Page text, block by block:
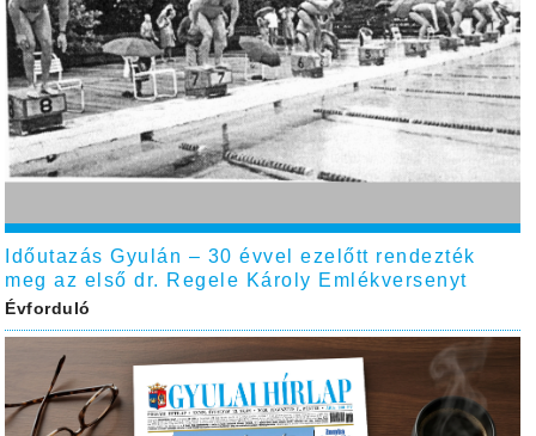
Időutazás Gyulán – 30 évvel ezelőtt rendezték
meg az első dr. Regele Károly Emlékversenyt
Évforduló